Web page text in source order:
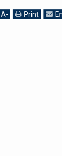
A- Print